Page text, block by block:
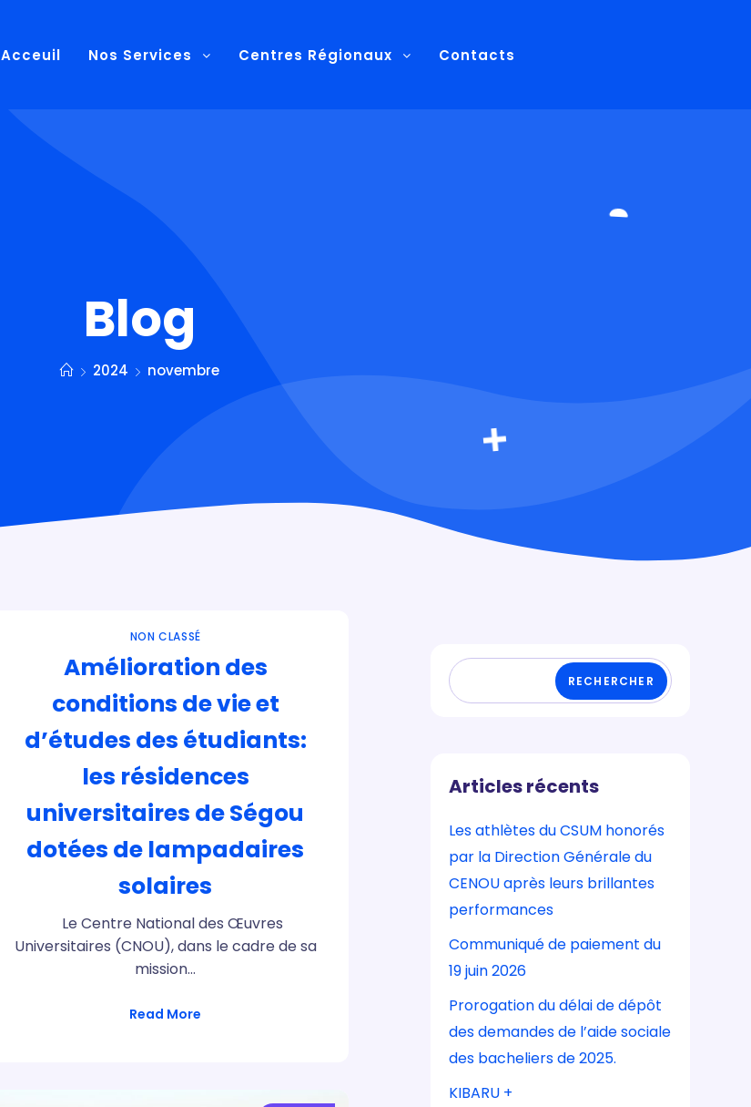
Acceuil Nos Services Centres Régionaux Contacts
Blog
2024 novembre
NON CLASSÉ
Amélioration des
conditions de vie et
d’études des étudiants:
les résidences
universitaires de Ségou
dotées de lampadaires
solaires
Le Centre National des Œuvres
Universitaires (CNOU), dans le cadre de sa
mission…
Read More
RECHERCHER
Articles récents
Les athlètes du CSUM honorés
par la Direction Générale du
CENOU après leurs brillantes
performances
Communiqué de paiement du
19 juin 2026
Prorogation du délai de dépôt
des demandes de l’aide sociale
des bacheliers de 2025.
KIBARU +